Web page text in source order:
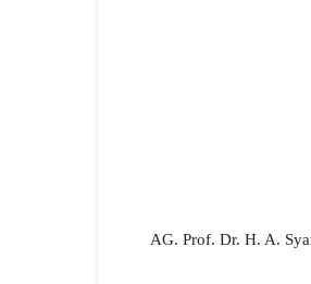
AG. Prof. Dr. H. A.